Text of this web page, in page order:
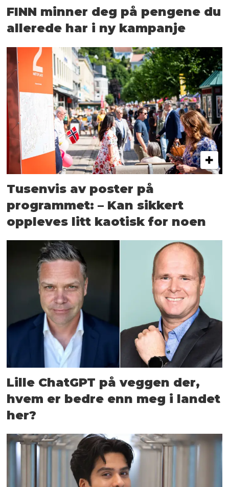
FINN minner deg på pengene du
allerede har i ny kampanje
Tusenvis av poster på
programmet: – Kan sikkert
oppleves litt kaotisk for noen
Lille ChatGPT på veggen der,
hvem er bedre enn meg i landet
her?